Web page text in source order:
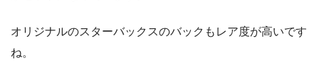
オリジナルのスターバックスのバックもレア度が高いです
ね。